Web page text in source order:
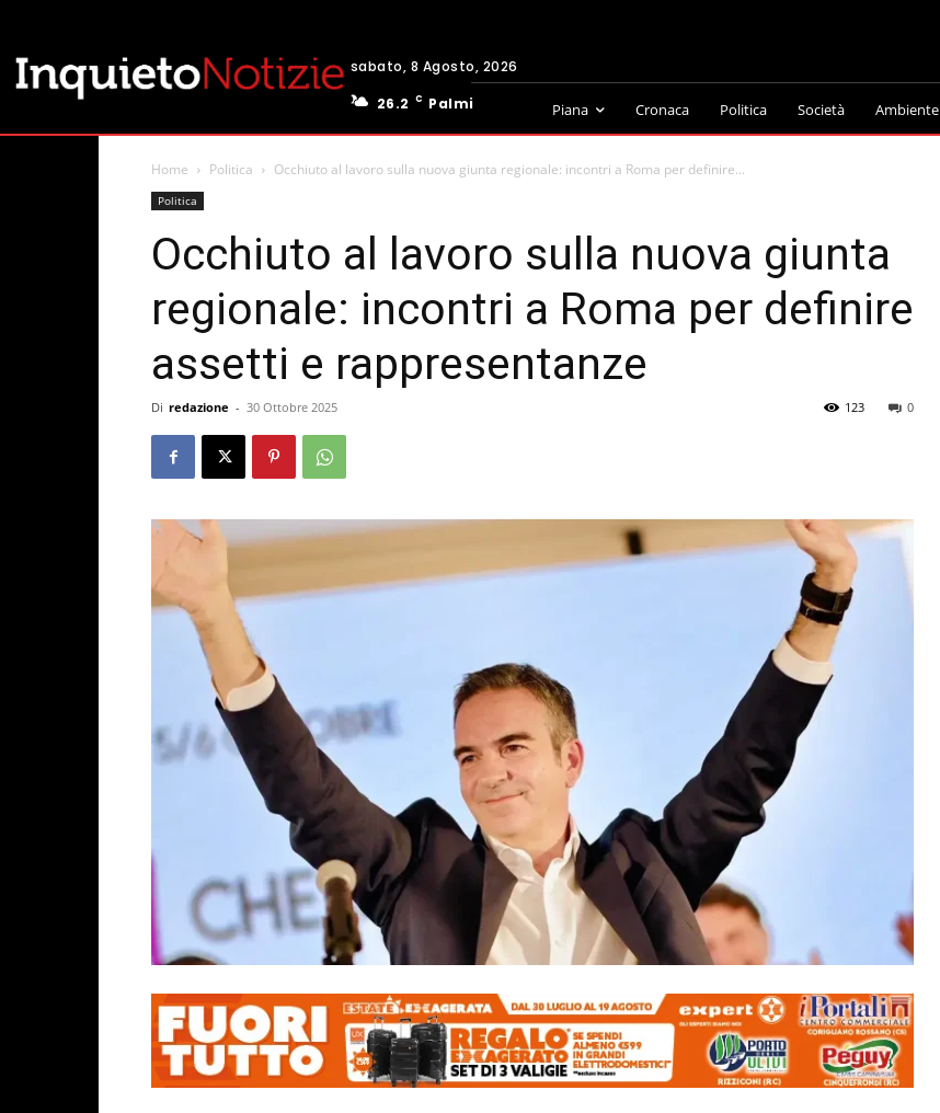
sabato, 8 Agosto, 2026
26.2
C Palmi Piana Cronaca Politica Società Ambiente
Home Politica Occhiuto al lavoro sulla nuova giunta regionale: incontri a Roma per definire...
Politica
Occhiuto al lavoro sulla nuova giunta
regionale: incontri a Roma per definire
assetti e rappresentanze
Di redazione - 30 Ottobre 2025 0
123